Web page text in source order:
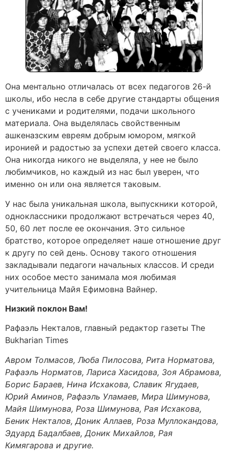
Она ментально отличалась от всех педагогов 26-й
школы, ибо несла в себе другие стандарты общения
с учениками и родителями, подачи школьного
материала. Она выделялась свойственным
ашкеназским евреям добрым юмором, мягкой
иронией и радостью за успехи детей своего класса.
Она никогда никого не выделяла, у нее не было
любимчиков, но каждый из нас был уверен, что
именно он или она является таковым.
У нас была уникальная школа, выпускники которой,
одноклассники продолжают встречаться через 40,
50, 60 лет после ее окончания. Это сильное
братство, которое определяет наше отношение друг
к другу по сей день. Основу такого отношения
закладывали педагоги начальных классов. И среди
них особое место занимала моя любимая
учительница Майя Ефимовна Вайнер.
Низкий поклон Вам!
Рафаэль Некталов, главный редактор газеты The
Bukharian Times
Авром Толмасов, Люба Пилосова, Рита Норматова,
Рафаэль Норматов, Лариса Хасидова, Зоя Абрамова,
Борис Бараев, Нина Исхакова, Славик Ягудаев,
Юрий Аминов, Рафаэль Уламаев, Мира Шимунова,
Майя Шимунова, Роза Шимунова, Рая Исхакова,
Беник Некталов, Доник Аллаев, Роза Муллокандова,
Эдуард Бадалбаев, Доник Михайлов, Рая
Кимягарова и другие.